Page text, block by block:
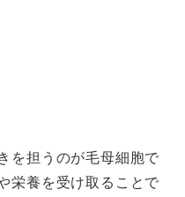
を担うのが毛母細胞で
栄養を受け取ることで